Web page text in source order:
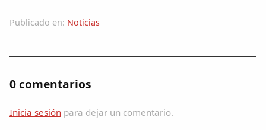
Periódico Alconétar
Foros
Idiosincrasia
Publicado en: Noticias
0 comentarios
Inicia sesión para dejar un comentario.